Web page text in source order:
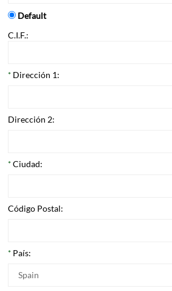
Default
C.I.F.:
* Dirección 1:
Dirección 2:
*Ciudad:
Código Postal:
* País: